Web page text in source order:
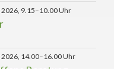
9.15–10.00 Uhr
14.00–16.00 Uhr